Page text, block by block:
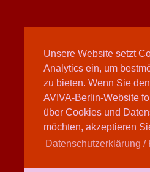
Unsere Website setzt
Analytics ein, um
zu bieten. Wenn Sie
AVIVA-Berlin-Website
über Cookies und
möchten, akzeptieren
Datenschutzerklärung /